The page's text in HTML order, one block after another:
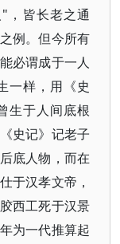
皆长老之通
例。但今所有
必谓成于一人
一样，用《史
生于人间底根
史记》记老子
底人物，而在
于汉孝文帝，
西工死于汉景
为一代推算起